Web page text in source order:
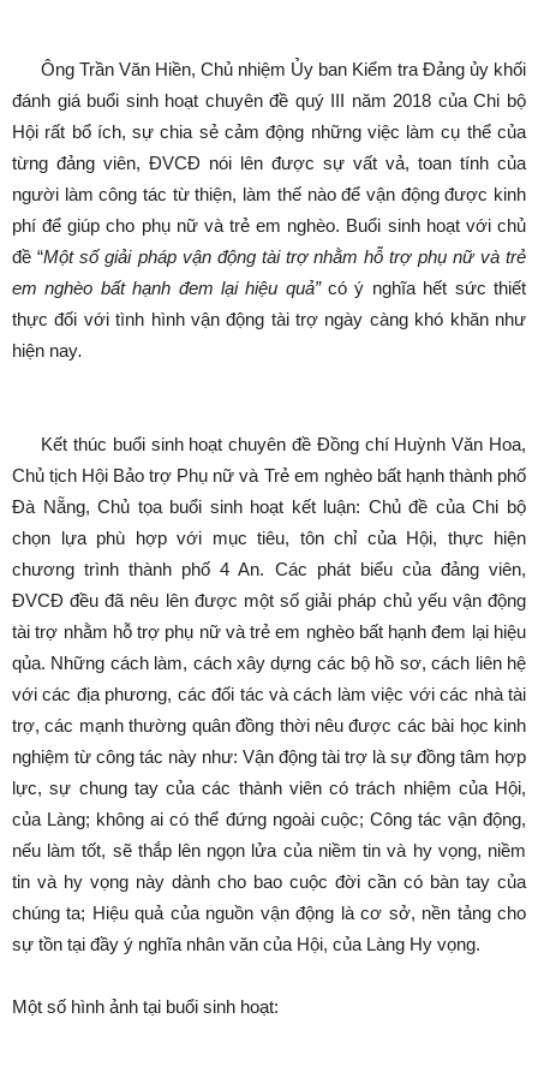
Ông Trần Văn Hiền, Chủ nhiệm Ủy ban Kiểm tra Đảng ủy khối
đánh giá buổi sinh hoạt chuyên đề quý III năm 2018 của Chi bộ
Hội rất bổ ích, sự chia sẻ cảm động những việc làm cụ thể của
từng đảng viên, ĐVCĐ nói lên được sự vất vả, toan tính của
người làm công tác từ thiện, làm thế nào để vận động được kinh
phí để giúp cho phụ nữ và trẻ em nghèo. Buổi sinh hoạt với chủ
đề “Một số giải pháp vận động tài trợ nhằm hỗ trợ phụ nữ và trẻ
em nghèo bất hạnh đem lại hiệu quả”có ý nghĩa hết sức thiết
thực đối với tình hình vận động tài trợ ngày càng khó khăn như
hiện nay.
Kết thúc buổi sinh hoạt chuyên đề Đồng chí Huỳnh Văn Hoa,
Chủ tịch Hội Bảo trợ Phụ nữ và Trẻ em nghèo bất hạnh thành phố
Đà Nẵng, Chủ tọa buổi sinh hoạt kết luận: Chủ đề của Chi bộ
chọn lựa phù hợp với mục tiêu, tôn chỉ của Hội, thực hiện
chương trình thành phố 4 An. Các phát biểu của đảng viên,
ĐVCĐ đều đã nêu lên được một số giải pháp chủ yếu vận động
tài trợ nhằm hỗ trợ phụ nữ và trẻ em nghèo bất hạnh đem lại hiệu
qủa. Những cách làm, cách xây dựng các bộ hồ sơ, cách liên hệ
với các địa phương, các đối tác và cách làm việc với các nhà tài
trợ, các mạnh thường quân đồng thời nêu được các bài học kinh
nghiệm từ công tác này như: Vận động tài trợ là sự đồng tâm hợp
lực, sự chung tay của các thành viên có trách nhiệm của Hội,
của Làng; không ai có thể đứng ngoài cuộc; Công tác vận động,
nếu làm tốt, sẽ thắp lên ngọn lửa của niềm tin và hy vọng, niềm
tin và hy vọng này dành cho bao cuộc đời cần có bàn tay của
chúng ta; Hiệu quả của nguồn vận động là cơ sở, nền tảng cho
sự tồn tại đầy ý nghĩa nhân văn của Hội, của Làng Hy vọng.
Một số hình ảnh tại buổi sinh hoạt: